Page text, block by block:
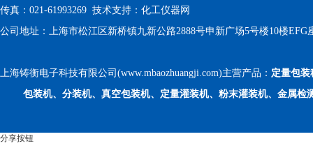
传真：021-61993269 技术支持： 化工仪器网
公司地址：上海市松江区新桥镇九新公路2888号申新广场5号楼10楼EFG
上海铸衡电子科技有限公司(www.mbaozhuangji.com)主营产品： 定量包装
包装机、分装机、真空包装机、定量灌装机、粉末灌装机、金属检
分享按钮